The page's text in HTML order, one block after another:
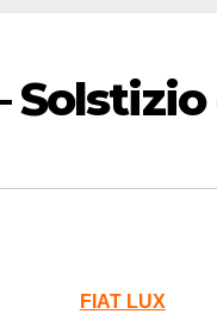
FIAT LUX